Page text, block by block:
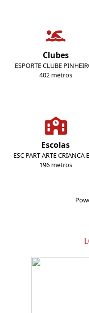
Clubes
ESPORTE CLUBE
402 metros
Escolas
ESC PART ARTE CRIANCA
196 metros